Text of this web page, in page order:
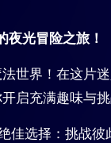
光冒险之旅！
世界！在这片
启充满趣味与
选择：挑战